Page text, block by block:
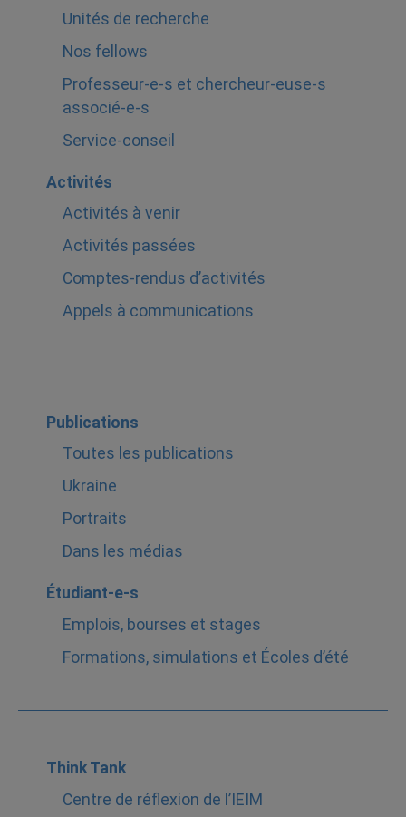
Unités de recherche
Nos fellows
Professeur-e-s et chercheur-euse-s
associé-e-s
Service-conseil
Activités
Activités à venir
Activités passées
Comptes-rendus d’activités
Appels à communications
Publications
Toutes les publications
Ukraine
Portraits
Dans les médias
Étudiant-e-s
Emplois, bourses et stages
Formations, simulations et Écoles d’été
Think Tank
Centre de réflexion de l’IEIM